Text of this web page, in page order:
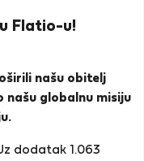
Flatio-u!
našu obitelj
našu globalnu misiju
dodatak 1.063